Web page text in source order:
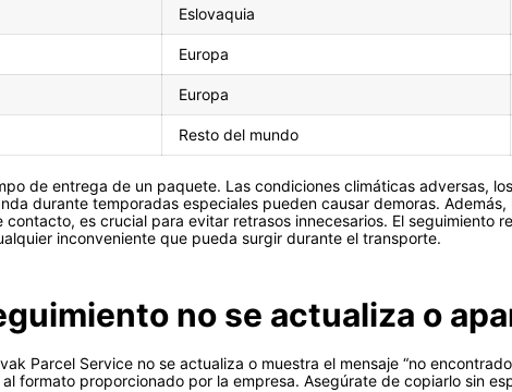
Eslovaquia
Europa
Europa
Resto del mundo
de entrega de un paquete. Las condiciones climáticas adversas,
durante temporadas especiales pueden causar demoras.
es crucial para evitar retrasos innecesarios. El seguimiento
inconveniente que pueda surgir durante el transporte.
no se actualiza o
Parcel Service no se actualiza o muestra el mensaje “no
formato proporcionado por la empresa. Asegúrate de copiarlo sin